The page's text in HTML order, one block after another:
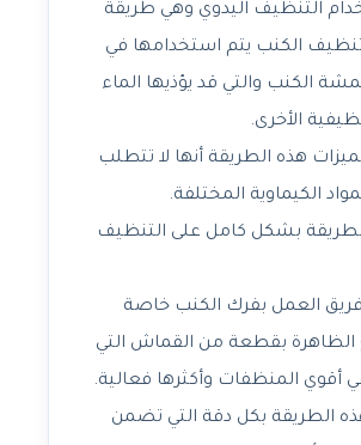
التنظيف اليدوي وهي طريقة
الكنب يتم استخدامها في
الكنب والتي قد يؤذيها الماء
الأخرى.
هذه الطريقة أنها لا تتطلب
الكيماوية المختلفة.
بشكل كامل على التنظيف
العمل بفرك الكنب خاصة
الظاهرة بقطعة من القماش التي
أقوي المنظفات وأكثرها فعالية.
الطريقة بكل دقة التي تضمن